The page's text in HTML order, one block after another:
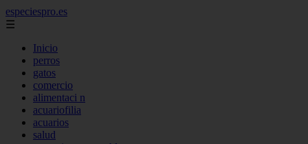
especiespro.es
☰
Inicio
perros
gatos
comercio
alimentaci n
acuariofilia
acuarios
salud